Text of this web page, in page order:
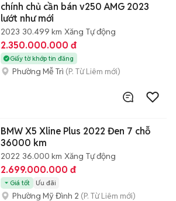
chính chủ cần bán v250 AMG 2023
lướt như mới
2023 30.499 km Xăng Tự động
2.350.000.000 đ
Giấy tờ khớp tin đăng
Phường Mễ Trì (P. Từ Liêm mới)
BMW X5 Xline Plus 2022 Đen 7 chỗ
36000 km
2022 36.000 km Xăng Tự động
2.699.000.000 đ
Giá tốt Ưu đãi
Phường Mỹ Đình 2 (P. Từ Liêm mới)